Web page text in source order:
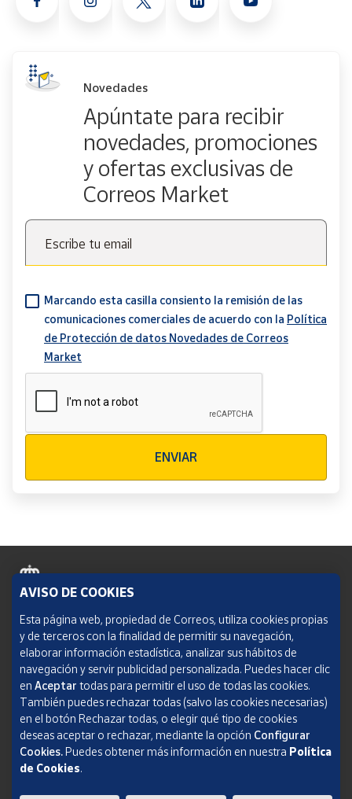
Novedades
Apúntate para recibir
novedades, promociones
y ofertas exclusivas de
Correos Market
Escribe tu email
Marcando esta casilla consiento la remisión de las
comunicaciones comerciales de acuerdo con la Política
de Protección de datos Novedades de Correos
Market
ENVIAR
Política de cookies
Aviso legal
Condiciones del servicio
Política de Privacidad Web
Informe de transparencia
SOCIEDAD ESTATAL CORREOS Y TELÉGRAFOS, S.A., S.M.E. Todos los derechos
AVISO DE COOKIES
Esta página web, propiedad de Correos, utiliza cookies propias
y de terceros con la finalidad de permitir su navegación,
elaborar información estadística, analizar sus hábitos de
navegación y servir publicidad personalizada. Puedes hacer clic
en Aceptar todas para permitir el uso de todas las cookies.
También puedes rechazar todas (salvo las cookies necesarias)
en el botón Rechazar todas, o elegir qué tipo de cookies
deseas aceptar o rechazar, mediante la opción Configurar
Cookies.Puedes obtener más información en nuestra Política
de Cookies.